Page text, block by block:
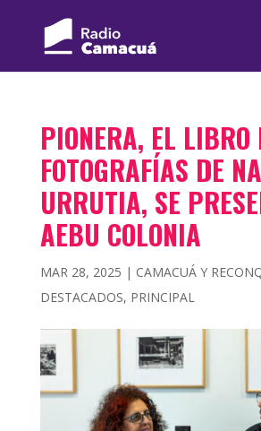
PIONERA, EL LIBRO
FOTOGRAFÍAS DE
URRUTIA, SE
AEBU COLONIA
MAR 28, 2025 | CAMACUÁ Y
DESTACADOS, PRINCIPAL